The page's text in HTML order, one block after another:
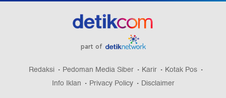
part of
Redaksi Pedoman Media Siber Karir
Kotak Pos
Info Iklan
Privacy Policy Disclaimer